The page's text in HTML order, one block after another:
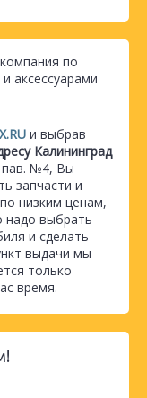
по
аксессуарами
и выбрав
Калининград
пав. №4, Вы
запчасти и
низким ценам,
надо выбрать
и сделать
выдачи мы
только
время.